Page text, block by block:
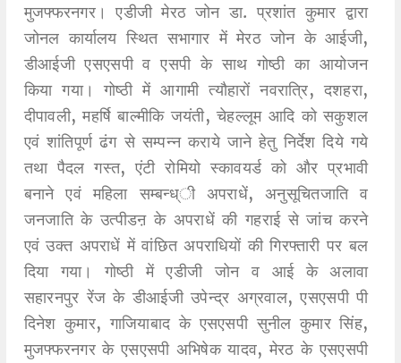
मुजफ्फरनगर। एडीजी मेरठ जोन डा. प्रशांत कुमार द्वारा
जोनल कार्यालय स्थित सभागार में मेरठ जोन के आईजी,
डीआईजी एसएसपी व एसपी के साथ गोष्ठी का आयोजन
किया गया। गोष्ठी में आगामी त्यौहारों नवरात्रि, दशहरा,
दीपावली, महर्षि बाल्मीकि जयंती, चेहल्लूम आदि को सकुशल
एवं शांतिपूर्ण ढंग से सम्पन्न कराये जाने हेतु निर्देश दिये गये
तथा पैदल गस्त, एंटी रोमियो स्कावयर्ड को और प्रभावी
बनाने एवं महिला सम्बन्ध्ी अपराधें, अनुसूचितजाति व
जनजाति के उत्पीडऩ के अपराधें की गहराई से जांच करने
एवं उक्त अपराधें में वांछित अपराधियों की गिरफ्तारी पर बल
दिया गया। गोष्ठी में एडीजी जोन व आई के अलावा
सहारनपुर रेंज के डीआईजी उपेन्द्र अग्रवाल, एसएसपी पी
दिनेश कुमार, गाजियाबाद के एसएसपी सुनील कुमार सिंह,
मुजफ्फरनगर के एसएसपी अभिषेक यादव, मेरठ के एसएसपी